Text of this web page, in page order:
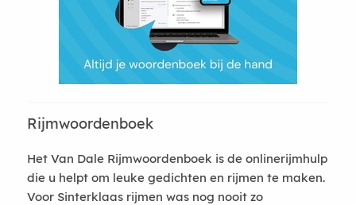
Rijmwoordenboek
Het Van Dale Rijmwoordenboek is de onlinerijmhulp
die u helpt om leuke gedichten en rijmen te maken.
Voor Sinterklaas rijmen was nog nooit zo